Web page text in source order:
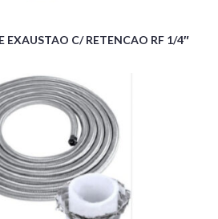
EXAUSTAO C/ RETENCAO RF 1/4″